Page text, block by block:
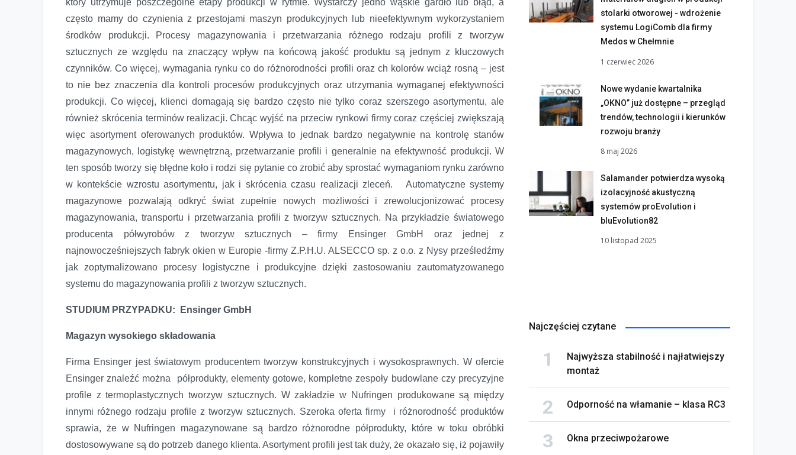
często mamy do czynienia z przestojami maszyn produkcyjnych lub nieefektywnym wykorzystaniem
środków produkcji. Procesy magazynowania i przetwarzania różnego rodzaju profili z tworzyw
sztucznych ze względu na znaczący wpływ na końcową jakość produktu są jednym z kluczowych
czynników. Co więcej, wymagania rynku co do różnorodności profili oraz ch kolorów wciąż rosną – jest
to nie bez znaczenia dla kontroli procesów produkcyjnych oraz utrzymania wymaganej efektywności
produkcji. Co więcej, klienci domagają się bardzo często nie tylko coraz szerszego asortymentu, ale
również skrócenia terminów realizacji. Chcąc wyjść na przeciw rynkowi firmy coraz częściej zwiększają
więc asortyment oferowanych produktów. Wpływa to jednak bardzo negatywnie na kontrolę stanów
magazynowych, logistykę wewnętrzną, przetwarzanie profili i generalnie na efektywność produkcji. W
ten sposób tworzy się błędne koło i rodzi się pytanie co zrobić aby sprostać wymaganiom rynku zarówno
w kontekście wzrostu asortymentu, jak i skrócenia czasu realizacji zleceń. Automatyczne systemy
magazynowe pozwalają odkryć świat zupełnie nowych możliwości i zrewolucjonizować procesy
magazynowania, transportu i przetwarzania profili z tworzyw sztucznych. Na przykładzie światowego
producenta półwyrobów z tworzyw sztucznych – firmy Ensinger GmbH oraz jednej z
najnowocześniejszych fabryk okien w Europie -firmy Z.P.H.U. ALSECCO sp. z o.o. z Nysy prześledźmy
jak zoptymalizowano procesy logistyczne i produkcyjne dzięki zastosowaniu zautomatyzowanego
systemu do magazynowania profili z tworzyw sztucznych.
STUDIUM PRZYPADKU: Ensinger GmbH
Magazyn wysokiego składowania
Firma Ensinger jest światowym producentem tworzyw konstrukcyjnych i wysokosprawnych. W ofercie
Ensinger znaleźć można półprodukty, elementy gotowe, kompletne zespoły budowlane czy precyzyjne
profile z termoplastycznych tworzyw sztucznych. W zakładzie w Nufringen produkowane są między
innymi różnego rodzaju profile z tworzyw sztucznych. Szeroka oferta firmy i różnorodność produktów
sprawia, że w Nufringen magazynowane są bardzo różnorodne półprodukty, które w toku obróbki
dostosowywane są do potrzeb danego klienta. Asortyment profili jest tak duży, że okazało się, iż pojawiły
stolarki otworowej - wdrożenie
systemu LogiComb dla firmy
Medos w Chełmnie
1 czerwiec 2026
Nowe wydanie kwartalnika
„OKNO” już dostępne – przegląd
trendów, technologii i kierunków
rozwoju branży
8 maj 2026
Salamander potwierdza wysoką
izolacyjność akustyczną
systemów proEvolution i
bluEvolution82
10 listopad 2025
Najczęściej czytane
Najwyższa stabilność i najłatwiejszy
montaż
Odporność na włamanie – klasa RC3
Okna przeciwpożarowe